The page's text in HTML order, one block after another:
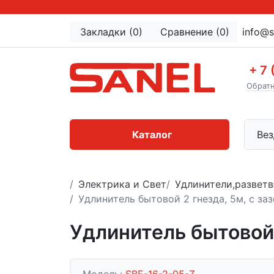
Закладки (0) Сравнение (0)
+ 7
Каталог
Электрика и Свет
Удлинитель бытовой 2 гнезда, 5м, c
Удлинитель